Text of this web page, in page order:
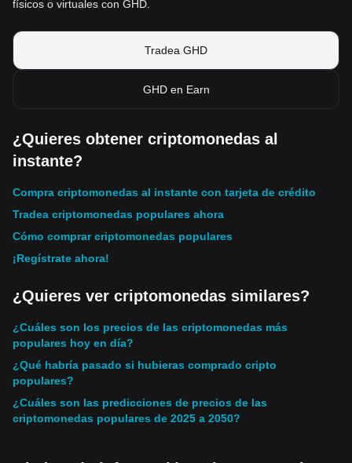
físicos o virtuales con GHD.
Tradea GHD
GHD en Earn
¿Quieres obtener criptomonedas al
instante?
Compra criptomonedas al instante con tarjeta de crédito
Tradea criptomonedas populares ahora
Cómo comprar criptomonedas populares
¡Regístrate ahora!
¿Quieres ver criptomonedas similares?
¿Cuáles son los precios de las criptomonedas más
populares hoy en día?
¿Qué habría pasado si hubieras comprado cripto
populares?
¿Cuáles son las predicciones de precios de las
criptomonedas populares de 2025 a 2050?